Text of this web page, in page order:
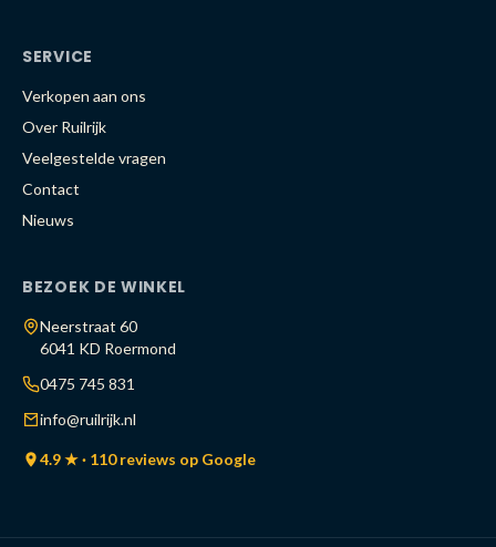
SERVICE
Verkopen aan ons
Over Ruilrijk
Veelgestelde vragen
Contact
Nieuws
BEZOEK DE WINKEL
Neerstraat 60
6041 KD Roermond
0475 745 831
info@ruilrijk.nl
4.9 ★ · 110 reviews op Google